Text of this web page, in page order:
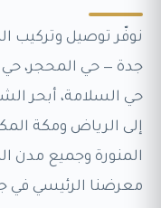
نوفّر توصيل وتركيب
جدة — حي المحجر، حي
حي السلامة، أبحر
إلى الرياض ومكة
المنورة وجميع مدن
معرضنا الرئيسي في